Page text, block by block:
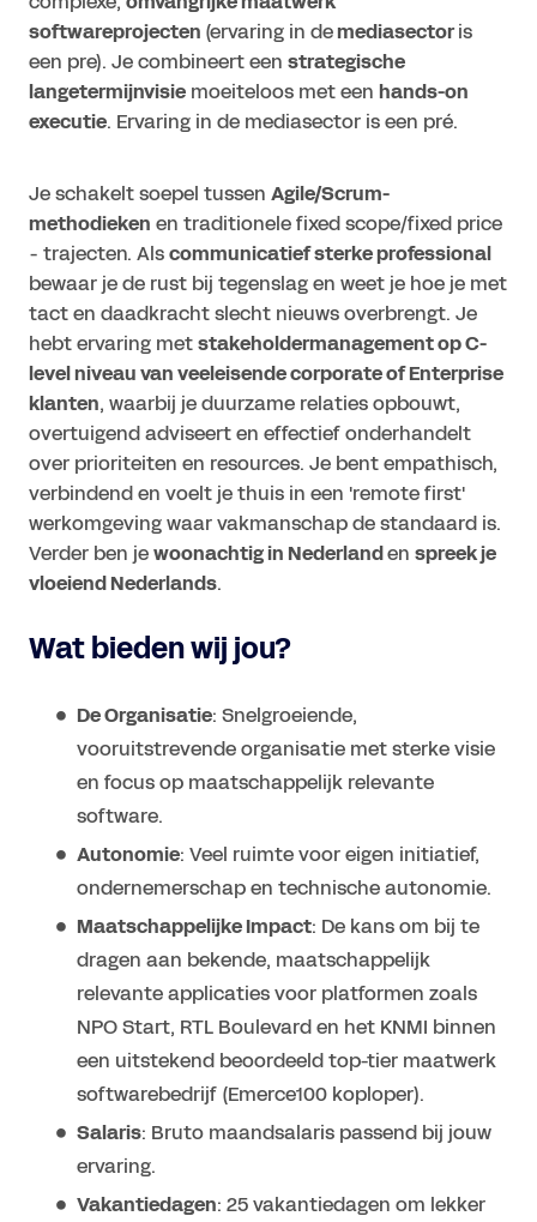
softwareprojecten (ervaring in demediasectoris
een pre). Je combineert een strategische
langetermijnvisie moeiteloos met een hands-on
executie. Ervaring in de mediasector is een pré.
Je schakelt soepel tussen Agile/Scrum-
methodieken en traditionele fixed scope/fixed price
- trajecten. Alscommunicatief sterke professional
bewaar je de rust bij tegenslag en weet je hoe je met
tact en daadkracht slecht nieuws overbrengt. Je
hebt ervaring metstakeholdermanagement op C-
level niveau van veeleisende corporate of Enterprise
klanten, waarbij je duurzame relaties opbouwt,
overtuigend adviseert en effectief onderhandelt
over prioriteiten en resources. Je bent empathisch,
verbindend en voelt je thuis in een 'remote first'
werkomgeving waar vakmanschap de standaard is.
Verder ben jewoonachtig in Nederlanden spreek je
vloeiend Nederlands.
Wat bieden wij jou?
De Organisatie: Snelgroeiende,
vooruitstrevende organisatie met sterke visie
en focus op maatschappelijk relevante
software.
Autonomie: Veel ruimte voor eigen initiatief,
ondernemerschap en technische autonomie.
Maatschappelijke Impact: De kans om bij te
dragen aan bekende, maatschappelijk
relevante applicaties voor platformen zoals
NPO Start, RTL Boulevard en het KNMI binnen
een uitstekend beoordeeld top-tier maatwerk
softwarebedrijf (Emerce100 koploper).
Salaris: Bruto maandsalaris passend bij jouw
ervaring.
Vakantiedagen: 25 vakantiedagen om lekker